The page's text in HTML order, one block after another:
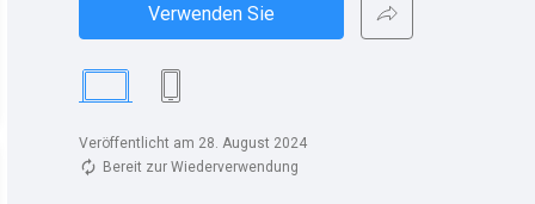
Verwenden Sie
Veröffentlicht am 28. August 2024
Bereit zur Wiederverwendung